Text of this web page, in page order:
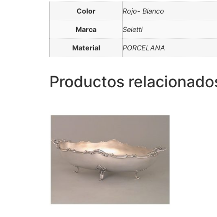
Color Rojo- Blanco
Marca Seletti
Material PORCELANA
Productos